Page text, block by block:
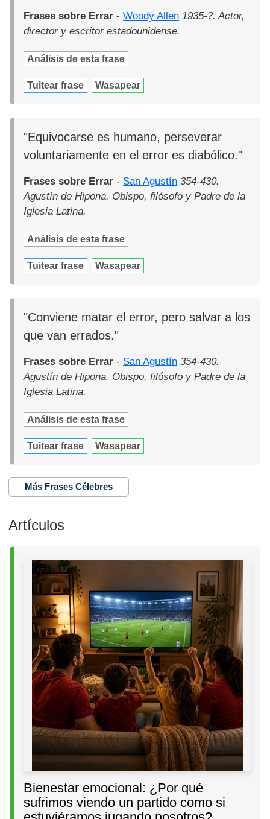
Frases sobre Errar -Woody Allen 1935-?. Actor,
director y escritor estadounidense.
Análisis de esta frase
Tuitear frase Wasapear
"Equivocarse es humano, perseverar
voluntariamente en el error es diabólico."
Frases sobre Errar - San Agustín 354-430.
Agustín de Hipona. Obispo, filósofo y Padre de la
Iglesia Latina.
Análisis de esta frase
Tuitear frase Wasapear
"Conviene matar el error, pero salvar a los
que van errados."
Frases sobre Errar - San Agustín 354-430.
Agustín de Hipona. Obispo, filósofo y Padre de la
Iglesia Latina.
Análisis de esta frase
Tuitear frase Wasapear
Más Frases Célebres
Artículos
Bienestar emocional: ¿Por qué
sufrimos viendo un partido como si